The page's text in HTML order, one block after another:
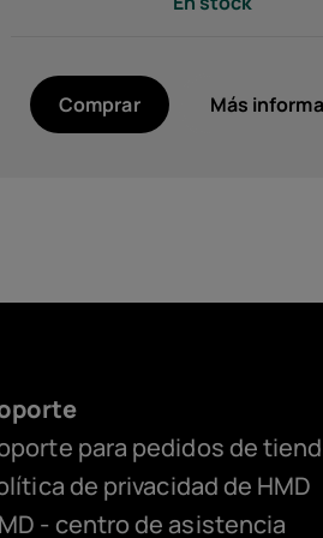
Comprar Más
para pedidos de
de privacidad de HMD
- centro de asistencia